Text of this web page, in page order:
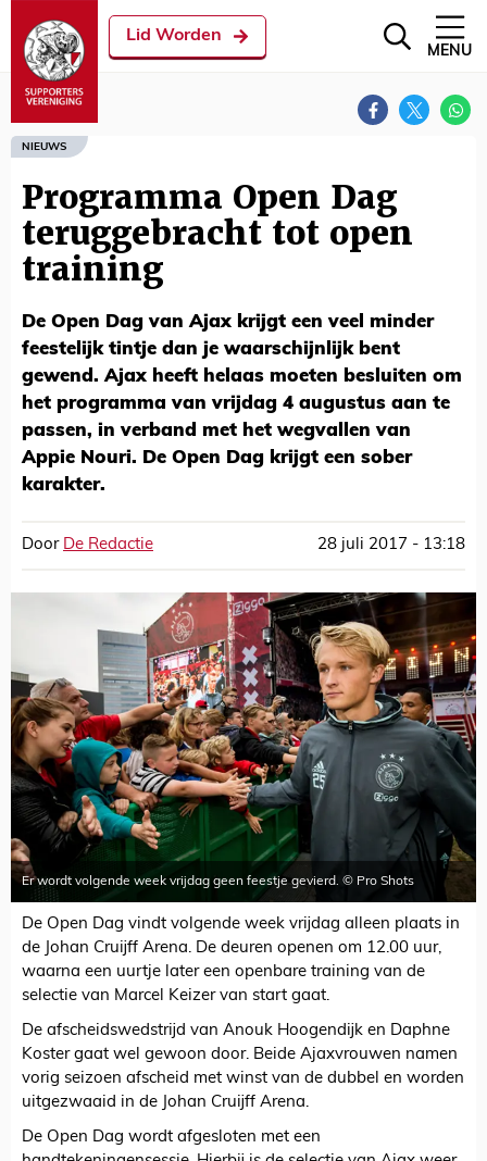
Lid Worden
MENU
NIEUWS
Programma Open Dag
teruggebracht tot open
training
De Open Dag van Ajax krijgt een veel minder
feestelijk tintje dan je waarschijnlijk bent
gewend. Ajax heeft helaas moeten besluiten om
het programma van vrijdag 4 augustus aan te
passen, in verband met het wegvallen van
Appie Nouri. De Open Dag krijgt een sober
karakter.
Door De Redactie 28 juli 2017 - 13:18
Er wordt volgende week vrijdag geen feestje gevierd. © Pro Shots
De Open Dag vindt volgende week vrijdag alleen plaats in
de Johan Cruijff Arena. De deuren openen om 12.00 uur,
waarna een uurtje later een openbare training van de
selectie van Marcel Keizer van start gaat.
De afscheidswedstrijd van Anouk Hoogendijk en Daphne
Koster gaat wel gewoon door. Beide Ajaxvrouwen namen
vorig seizoen afscheid met winst van de dubbel en worden
uitgezwaaid in de Johan Cruijff Arena.
De Open Dag wordt afgesloten met een